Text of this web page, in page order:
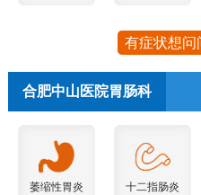
有症状想问
合肥中山医院胃肠科
萎缩性胃炎 十二指肠炎